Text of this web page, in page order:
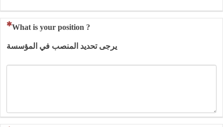
(This question is mandatory)
What is your position ?
يرجى تحديد المنصب في المؤسسة